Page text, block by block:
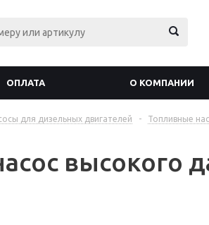
ОПЛАТА О КОМПАНИИ
для дизельных двигателей - Топливные
высокого